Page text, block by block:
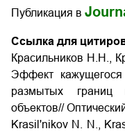
Публикация в
Ссылка для
Красильников Н.Н.,
Эффект кажущегося
размытых границ
объектов//
Krasil'nikov N. N.,